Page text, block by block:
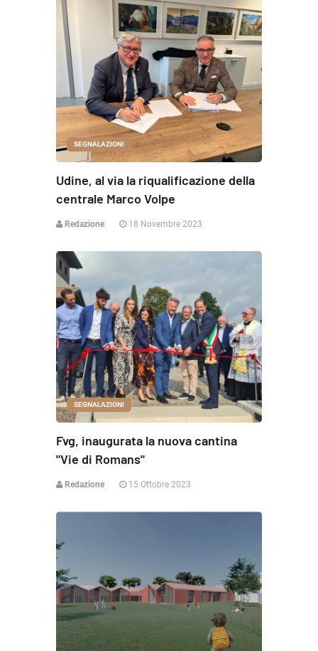
SEGNALAZIONI
Udine, al via la riqualificazione della
centrale Marco Volpe
Redazione 18 Novembre 2023
SEGNALAZIONI
Fvg, inaugurata la nuova cantina
"Vie di Romans"
Redazione 15 Ottobre 2023